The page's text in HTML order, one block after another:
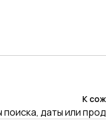
К
даты или